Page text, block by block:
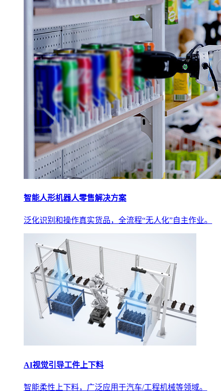
智能人形机器人零售解决方案
泛化识别和操作真实货品，全流程“无人化”自主作业。
AI视觉引导工件上下料
智能柔性上下料，广泛应用于汽车/工程机械等领域。